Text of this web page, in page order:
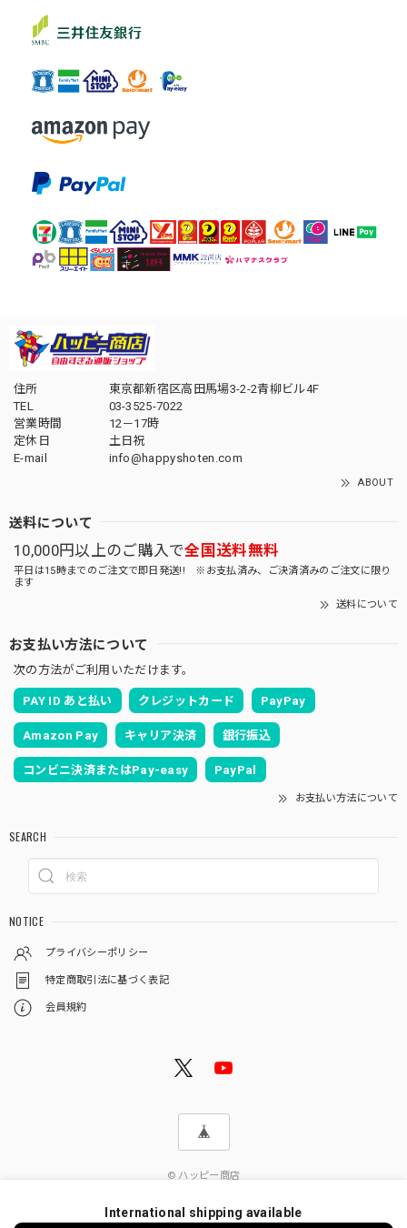
住所
東京都新宿区高田馬場3-2-2青柳ビル4F
TEL
03-3525-7022
営業時間
12－17時
定休日
土日祝
E-mail
info@happyshoten.com
ABOUT
送料について
10,000円以上のご購入で全国送料無料
平日は15時までのご注文で即日発送!! ※お支払済み、ご決済済みのご注文に限り
ます
送料について
お支払い方法について
次の方法がご利用いただけます。
PAY ID あと払い クレジットカード PayPay
Amazon Pay キャリア決済 銀行振込
コンビニ決済またはPay-easy PayPal
お支払い方法について
SEARCH
NOTICE
プライバシーポリシー
特定商取引法に基づく表記
会員規約
© ハッピー商店
International shipping available